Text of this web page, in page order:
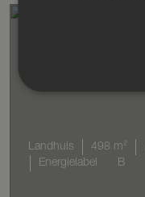
Landhuis 498 m²
Energielabel
B